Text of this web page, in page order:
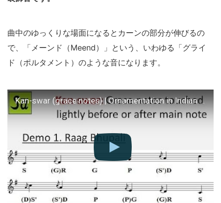
曲中のゆっくりな場面になるとカーンの部分が伸びるの
で、「メーンド（Meend）」という、いわゆる「グライ
ド（ポルタメント）のような音になります。
Kan-swar (grace notes) | Ornamentation in Indian classical music | Raag Hindustani